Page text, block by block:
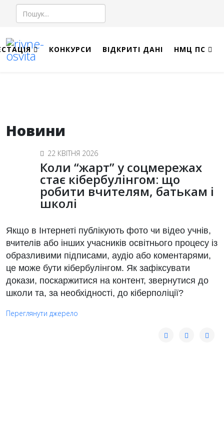
Пошук
КОНКУРСИ ВІДКРИТІ ДАНІ НМЦ ПС
Новини
22 КВІТНЯ 2026
Коли “жарт” у соцмережах
стає кібербулінгом: що
робити вчителям, батькам і
школі
Якщо в Інтернеті публікують фото чи відео учнів,
вчителів або інших учасників освітнього процесу із
образливими підписами, аудіо або коментарями,
це може бути кібербулінгом. Як зафіксувати
докази, поскаржитися на контент, звернутися до
школи та, за необхідності, до кіберполіції?
Переглянути джерело